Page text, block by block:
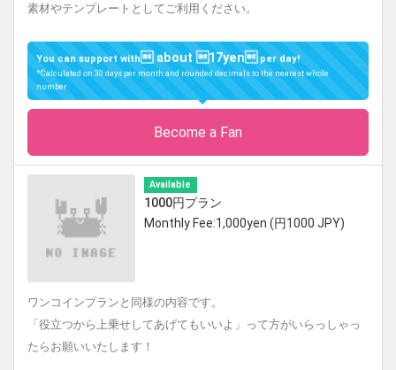
素材やテンプレートとしてご利用ください。
You can support with about 17yenper day!
*Calculated on 30 days per month and rounded decimals to the nearest whole
number
Become a Fan
Available
1000円プラン
Monthly Fee:1,000yen (円1000 JPY)
ワンコインプランと同様の内容です。
「役立つから上乗せしてあげてもいいよ」って方がいらっしゃっ
たらお願いいたします！